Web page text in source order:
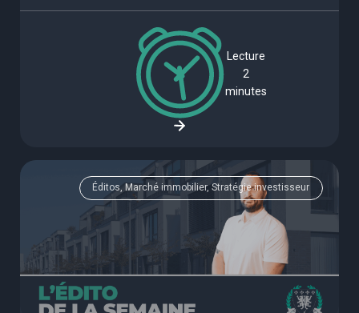
Lecture
2
minutes
Éditos, Marché immobilier, Stratégie investisseur